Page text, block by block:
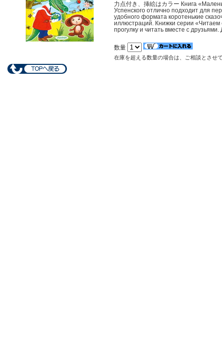
力点付き、挿絵はカラー Книга
Успенского отлично подходит для
удобного формата коротенькие
иллюстраций. Книжки серии «Читаем
прогулку и читать вместе с
数量
在庫を超える数量の場合は、ご相談とさせ